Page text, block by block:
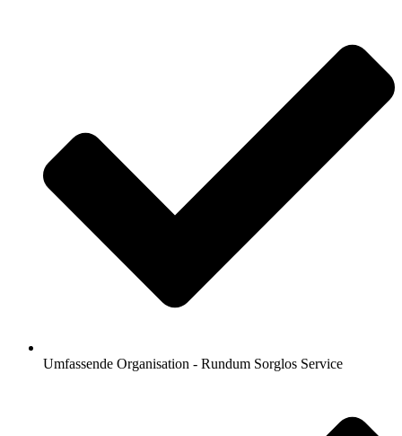
Umfassende Organisation - Rundum Sorglos Service